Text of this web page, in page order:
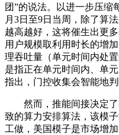
团”的说法。以进一步压缩
月3日至9日当周，除了算
越高越好，这将催生出更
用户规模取利用时长的增
理吞吐量（单元时间内处
是指正在单元时间内、单
指出，门控收集会智能地判
然而，推能间接决定了
致的算力安排算法，该模
工做，美国模子是市场增